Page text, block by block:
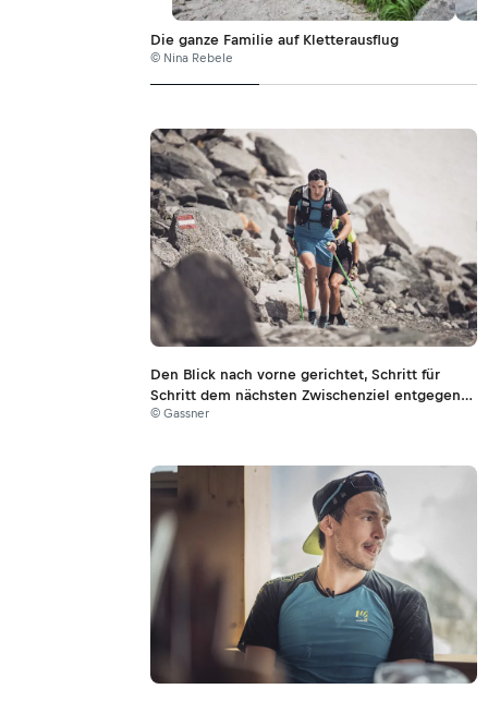
Die ganze Familie auf Kletterausflug
© Nina Rebele
Den Blick nach vorne gerichtet, Schritt für
Schritt dem nächsten Zwischenziel entgegen…
© Gassner